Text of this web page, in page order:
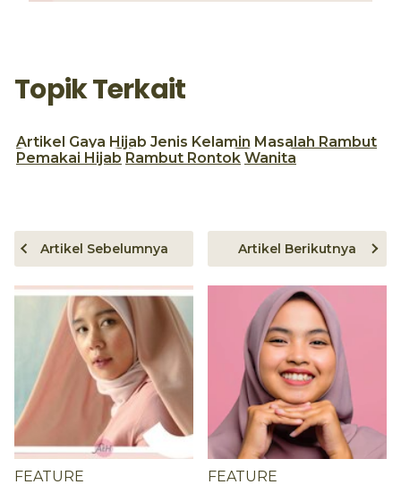
Topik Terkait
Artikel Gaya Hijab Jenis Kelamin Masalah Rambut
Pemakai Hijab Rambut Rontok Wanita
FEATURE
Artikel Sebelumnya
FEATURE
Artikel Berikutnya